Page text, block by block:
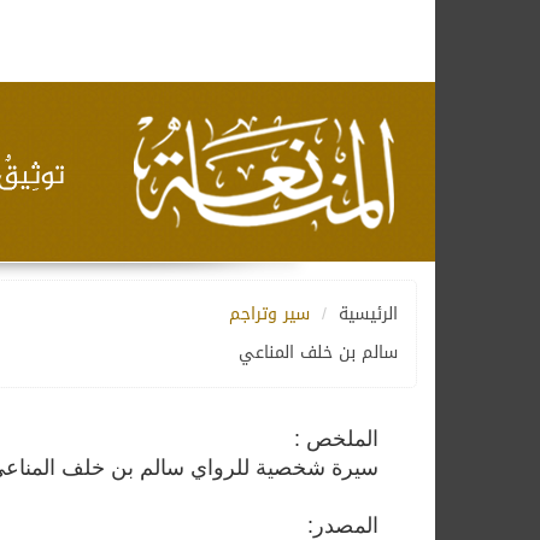
الرئيسية
سير وتراجم
سالم بن خلف المناعي
الملخص :
سيرة شخصية للرواي سالم بن خلف
المصدر: